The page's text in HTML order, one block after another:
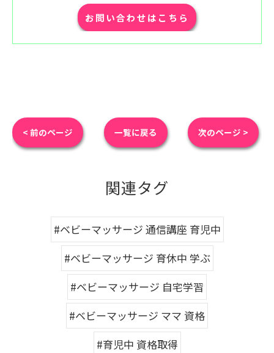
お問い合わせはこちら
< 前のページ 一覧に戻る 次のページ >
関連タグ
#ベビーマッサージ 通信講座 育児中
#ベビーマッサージ 育休中 学ぶ
#ベビーマッサージ 自宅学習
#ベビーマッサージ ママ 資格
#育児中 資格取得